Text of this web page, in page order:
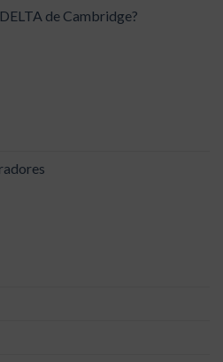
de Cambridge?